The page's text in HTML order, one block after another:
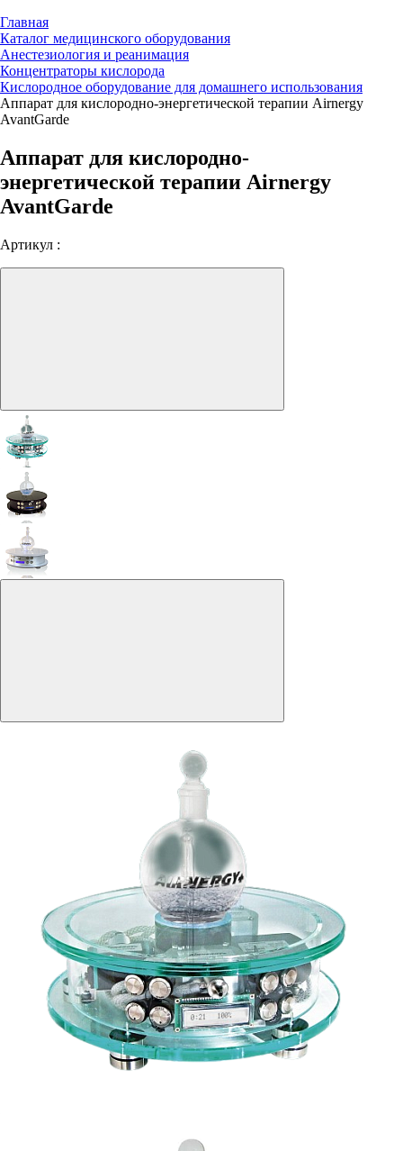
Главная
Каталог медицинского оборудования
Анестезиология и реанимация
Концентраторы кислорода
Кислородное оборудование для домашнего использования
Аппарат для кислородно-энергетической терапии Airnergy
AvantGarde
Аппарат для кислородно-
энергетической терапии Airnergy
AvantGarde
Артикул :